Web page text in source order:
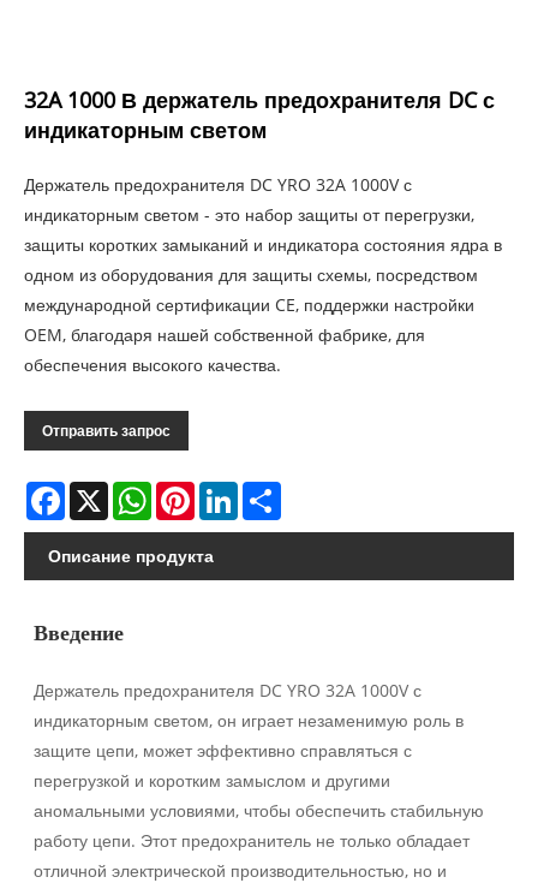
32A 1000 В держатель предохранителя DC с
индикаторным светом
Держатель предохранителя DC YRO 32A 1000V с
индикаторным светом - это набор защиты от перегрузки,
защиты коротких замыканий и индикатора состояния ядра в
одном из оборудования для защиты схемы, посредством
международной сертификации CE, поддержки настройки
OEM, благодаря нашей собственной фабрике, для
обеспечения высокого качества.
Отправить запрос
Facebook
X WhatsAppPinterestLinkedIn
Описание продукта
Введение
Держатель предохранителя DC YRO 32A 1000V с
индикаторным светом, он играет незаменимую роль в
защите цепи, может эффективно справляться с
перегрузкой и коротким замыслом и другими
аномальными условиями, чтобы обеспечить стабильную
работу цепи. Этот предохранитель не только обладает
отличной электрической производительностью, но и